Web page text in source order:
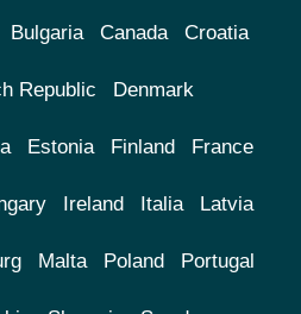
Bulgaria Canada Croatia
Republic Denmark
Estonia Finland France
Ireland Italia Latvia
Malta Poland Portugal